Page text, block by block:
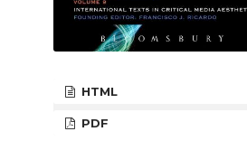
HTML
PDF